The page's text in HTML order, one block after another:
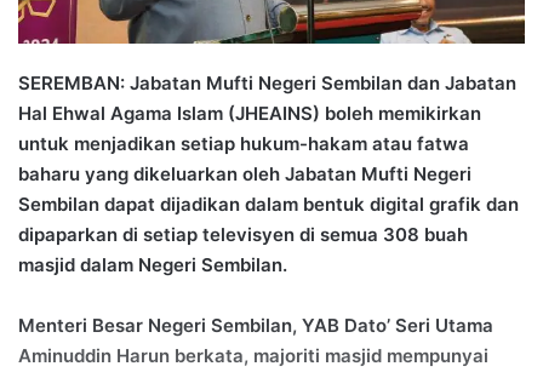
l
SEREMBAN: Jabatan Mufti Negeri Sembilan dan Jabatan
Hal Ehwal Agama Islam (JHEAINS) boleh memikirkan
untuk menjadikan setiap hukum-hakam atau fatwa
baharu yang dikeluarkan oleh Jabatan Mufti Negeri
Sembilan dapat dijadikan dalam bentuk digital grafik dan
dipaparkan di setiap televisyen di semua 308 buah
masjid dalam Negeri Sembilan.
Menteri Besar Negeri Sembilan, YAB Dato’ Seri Utama
Aminuddin Harun berkata, majoriti masjid mempunyai